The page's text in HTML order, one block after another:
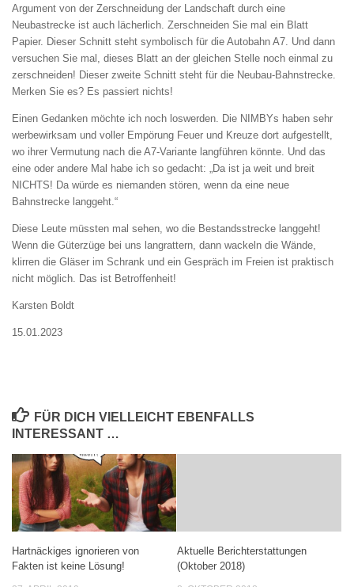
Argument von der Zerschneidung der Landschaft durch eine
Neubastrecke ist auch lächerlich. Zerschneiden Sie mal ein Blatt
Papier. Dieser Schnitt steht symbolisch für die Autobahn A7. Und dann
versuchen Sie mal, dieses Blatt an der gleichen Stelle noch einmal zu
zerschneiden! Dieser zweite Schnitt steht für die Neubau-Bahnstrecke.
Merken Sie es? Es passiert nichts!
Einen Gedanken möchte ich noch loswerden. Die NIMBYs haben sehr
werbewirksam und voller Empörung Feuer und Kreuze dort aufgestellt,
wo ihrer Vermutung nach die A7-Variante langführen könnte. Und das
eine oder andere Mal habe ich so gedacht: „Da ist ja weit und breit
NICHTS! Da würde es niemanden stören, wenn da eine neue
Bahnstrecke langgeht.“
Diese Leute müssten mal sehen, wo die Bestandsstrecke langgeht!
Wenn die Güterzüge bei uns langrattern, dann wackeln die Wände,
klirren die Gläser im Schrank und ein Gespräch im Freien ist praktisch
nicht möglich. Das ist Betroffenheit!
Karsten Boldt
15.01.2023
FÜR DICH VIELLEICHT EBENFALLS
INTERESSANT …
Hartnäckiges ignorieren von
Fakten ist keine Lösung!
Aktuelle Berichterstattungen
(Oktober 2018)